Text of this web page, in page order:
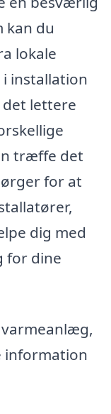
kan du
lokale
installation
lettere
træffe det
for at
dig med
for dine
information